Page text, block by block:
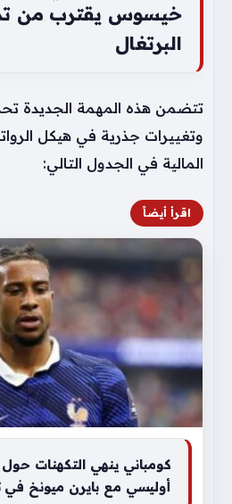
خيسوس يقترب من
البرتغال
تتضمن هذه المهمة الجديدة
وتغييرات جذرية في هيكل
المالية في الجدول التالي:
اقرأ أيضاً
كومباني ينهي التكهنات
أوليسي مع بايرن ميونخ